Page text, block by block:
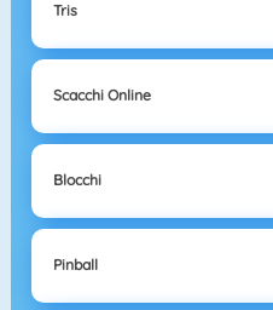
Tris
Scacchi Online
Blocchi
Pinball